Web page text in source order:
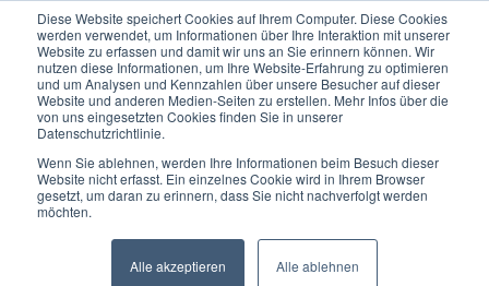
Diese Website speichert Cookies auf Ihrem Computer. Diese Cookies
werden verwendet, um Informationen über Ihre Interaktion mit unserer
Website zu erfassen und damit wir uns an Sie erinnern können. Wir
nutzen diese Informationen, um Ihre Website-Erfahrung zu optimieren
und um Analysen und Kennzahlen über unsere Besucher auf dieser
Website und anderen Medien-Seiten zu erstellen. Mehr Infos über die
von uns eingesetzten Cookies finden Sie in unserer
Datenschutzrichtlinie.
Wenn Sie ablehnen, werden Ihre Informationen beim Besuch dieser
Website nicht erfasst. Ein einzelnes Cookie wird in Ihrem Browser
gesetzt, um daran zu erinnern, dass Sie nicht nachverfolgt werden
möchten.
Alle akzeptieren Alle ablehnen